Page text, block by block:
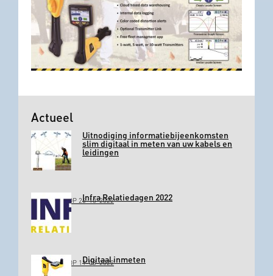
Actueel
Uitnodiging informatiebijeenkomsten
slim digitaal in meten van uw kabels en
leidingen
GEPLAATST OP 26-10-2022Infra Relatiedagen 2022
GEPLAATST OP 11-03-2022Digitaal inmeten